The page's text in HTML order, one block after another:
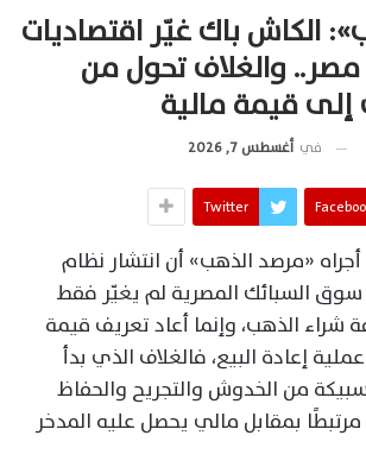
الكاش باك غيّر اقتصاديات
والغلاف تحول من
إلى قيمة مالية
في أغسطس 7, 2026
Twitter
«مرصد الذهب» أن انتشار نظام
السبائك المصرية لم يغيّر فقط
شراء الذهب، وإنما أعاد تعريف قيمة
إعادة البيع، فالغلاف الذي بدأ
من الخدوش والتجريح والحفاظ
بمقابل مالي يحصل عليه المدخر